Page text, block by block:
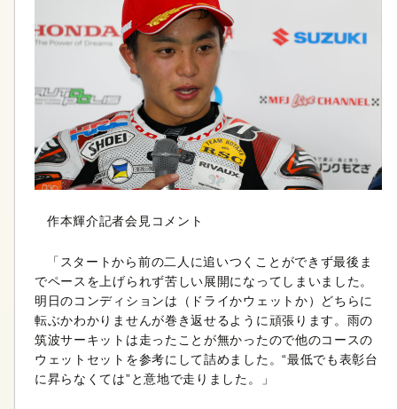
作本輝介記者会見コメント
「スタートから前の二人に追いつくことができず最後ま
でペースを上げられず苦しい展開になってしまいました。
明日のコンディションは（ドライかウェットか）どちらに
転ぶかわかりませんが巻き返せるように頑張ります。雨の
筑波サーキットは走ったことが無かったので他のコースの
ウェットセットを参考にして詰めました。“最低でも表彰台
に昇らなくては”と意地で走りました。」